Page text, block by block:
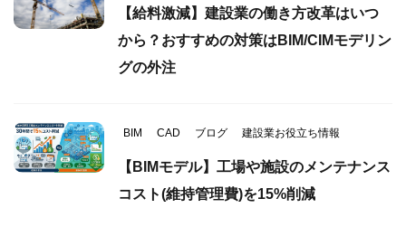
【給料激減】建設業の働き方改革はいつ
から？おすすめの対策はBIM/CIMモデリン
グの外注
BIM CAD ブログ 建設業お役立ち情報
【BIMモデル】工場や施設のメンテナンス
コスト(維持管理費)を15%削減